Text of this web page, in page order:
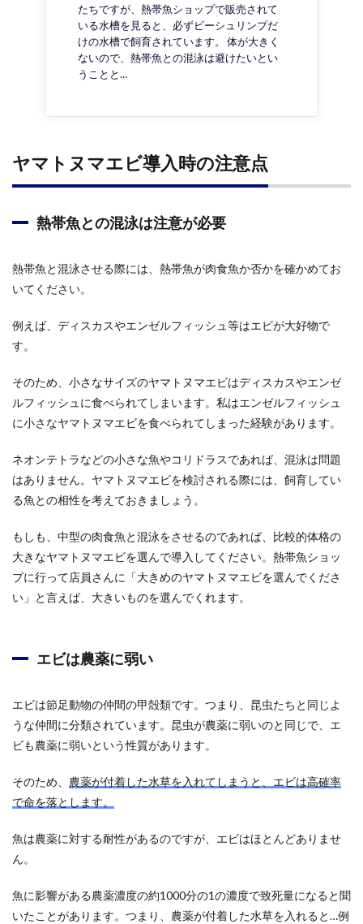
たちですが、熱帯魚ショップで販売されて
いる水槽を見ると、必ずビーシュリンプだ
けの水槽で飼育されています。 体が大きく
ないので、熱帯魚との混泳は避けたいとい
うことと…
ヤマトヌマエビ導入時の注意点
熱帯魚との混泳は注意が必要
熱帯魚と混泳させる際には、熱帯魚が肉食魚か否かを確かめてお
いてください。
例えば、ディスカスやエンゼルフィッシュ等はエビが大好物で
す。
そのため、小さなサイズのヤマトヌマエビはディスカスやエンゼ
ルフィッシュに食べられてしまいます。私はエンゼルフィッシュ
に小さなヤマトヌマエビを食べられてしまった経験があります。
ネオンテトラなどの小さな魚やコリドラスであれば、混泳は問題
はありません。ヤマトヌマエビを検討される際には、飼育してい
る魚との相性を考えておきましょう。
もしも、中型の肉食魚と混泳をさせるのであれば、比較的体格の
大きなヤマトヌマエビを選んで導入してください。熱帯魚ショッ
プに行って店員さんに「大きめのヤマトヌマエビを選んでくださ
い」と言えば、大きいものを選んでくれます。
エビは農薬に弱い
エビは節足動物の仲間の甲殻類です。つまり、昆虫たちと同じよ
うな仲間に分類されています。昆虫が農薬に弱いのと同じで、エ
ビも農薬に弱いという性質があります。
そのため、 農薬が付着した水草を入れてしまうと、エビは高確率
で命を落とします。
魚は農薬に対する耐性があるのですが、エビはほとんどありませ
ん。
魚に影響がある農薬濃度の約1000分の1の濃度で致死量になると聞
いたことがあります。つまり、農薬が付着した水草を入れると…例